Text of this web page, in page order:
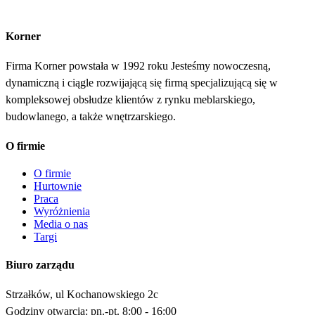
Korner
Firma Korner powstała w 1992 roku Jesteśmy nowoczesną,
dynamiczną i ciągle rozwijającą się firmą specjalizującą się w
kompleksowej obsłudze klientów z rynku meblarskiego,
budowlanego, a także wnętrzarskiego.
O firmie
O firmie
Hurtownie
Praca
Wyróżnienia
Media o nas
Targi
Biuro zarządu
Strzałków, ul Kochanowskiego 2c
Godziny otwarcia: pn.-pt. 8:00 - 16:00